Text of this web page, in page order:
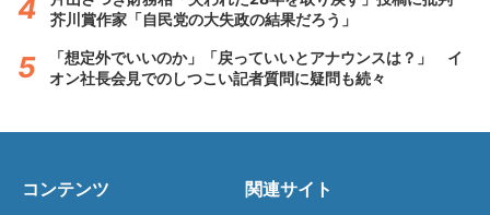
芥川賞作家「自民党の大失政の結果だろう」
「想定外でいいのか」「戻っていいとアナウンスは？」 イ
オン社長会見でのしつこい記者質問に疑問も続々
コンテンツ 関連サイト